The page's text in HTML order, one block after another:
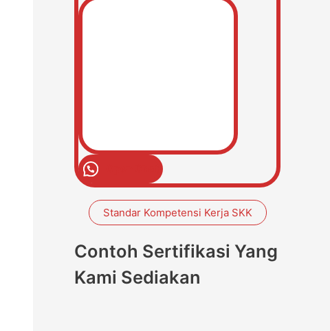
Standar Kompetensi Kerja SKK
Contoh Sertifikasi Yang
Kami Sediakan